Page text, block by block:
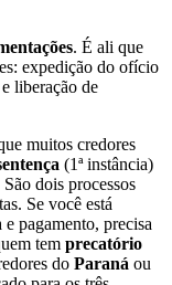
. É ali que
expedição do ofício
liberação de
muitos credores
(1ª instância)
dois processos
Se você está
pagamento, precisa
tem precatório
do Paraná ou